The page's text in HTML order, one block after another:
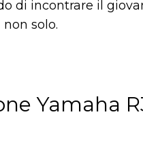
di incontrare il
solo.
Yamaha